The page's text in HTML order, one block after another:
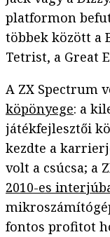
platformon
többek között a
Tetrist, a Great
A ZX Spectrum
köpönyege: a
játékfejlesztői
kezdte a
volt a csúcsa; a
2010-es
fontos profitot